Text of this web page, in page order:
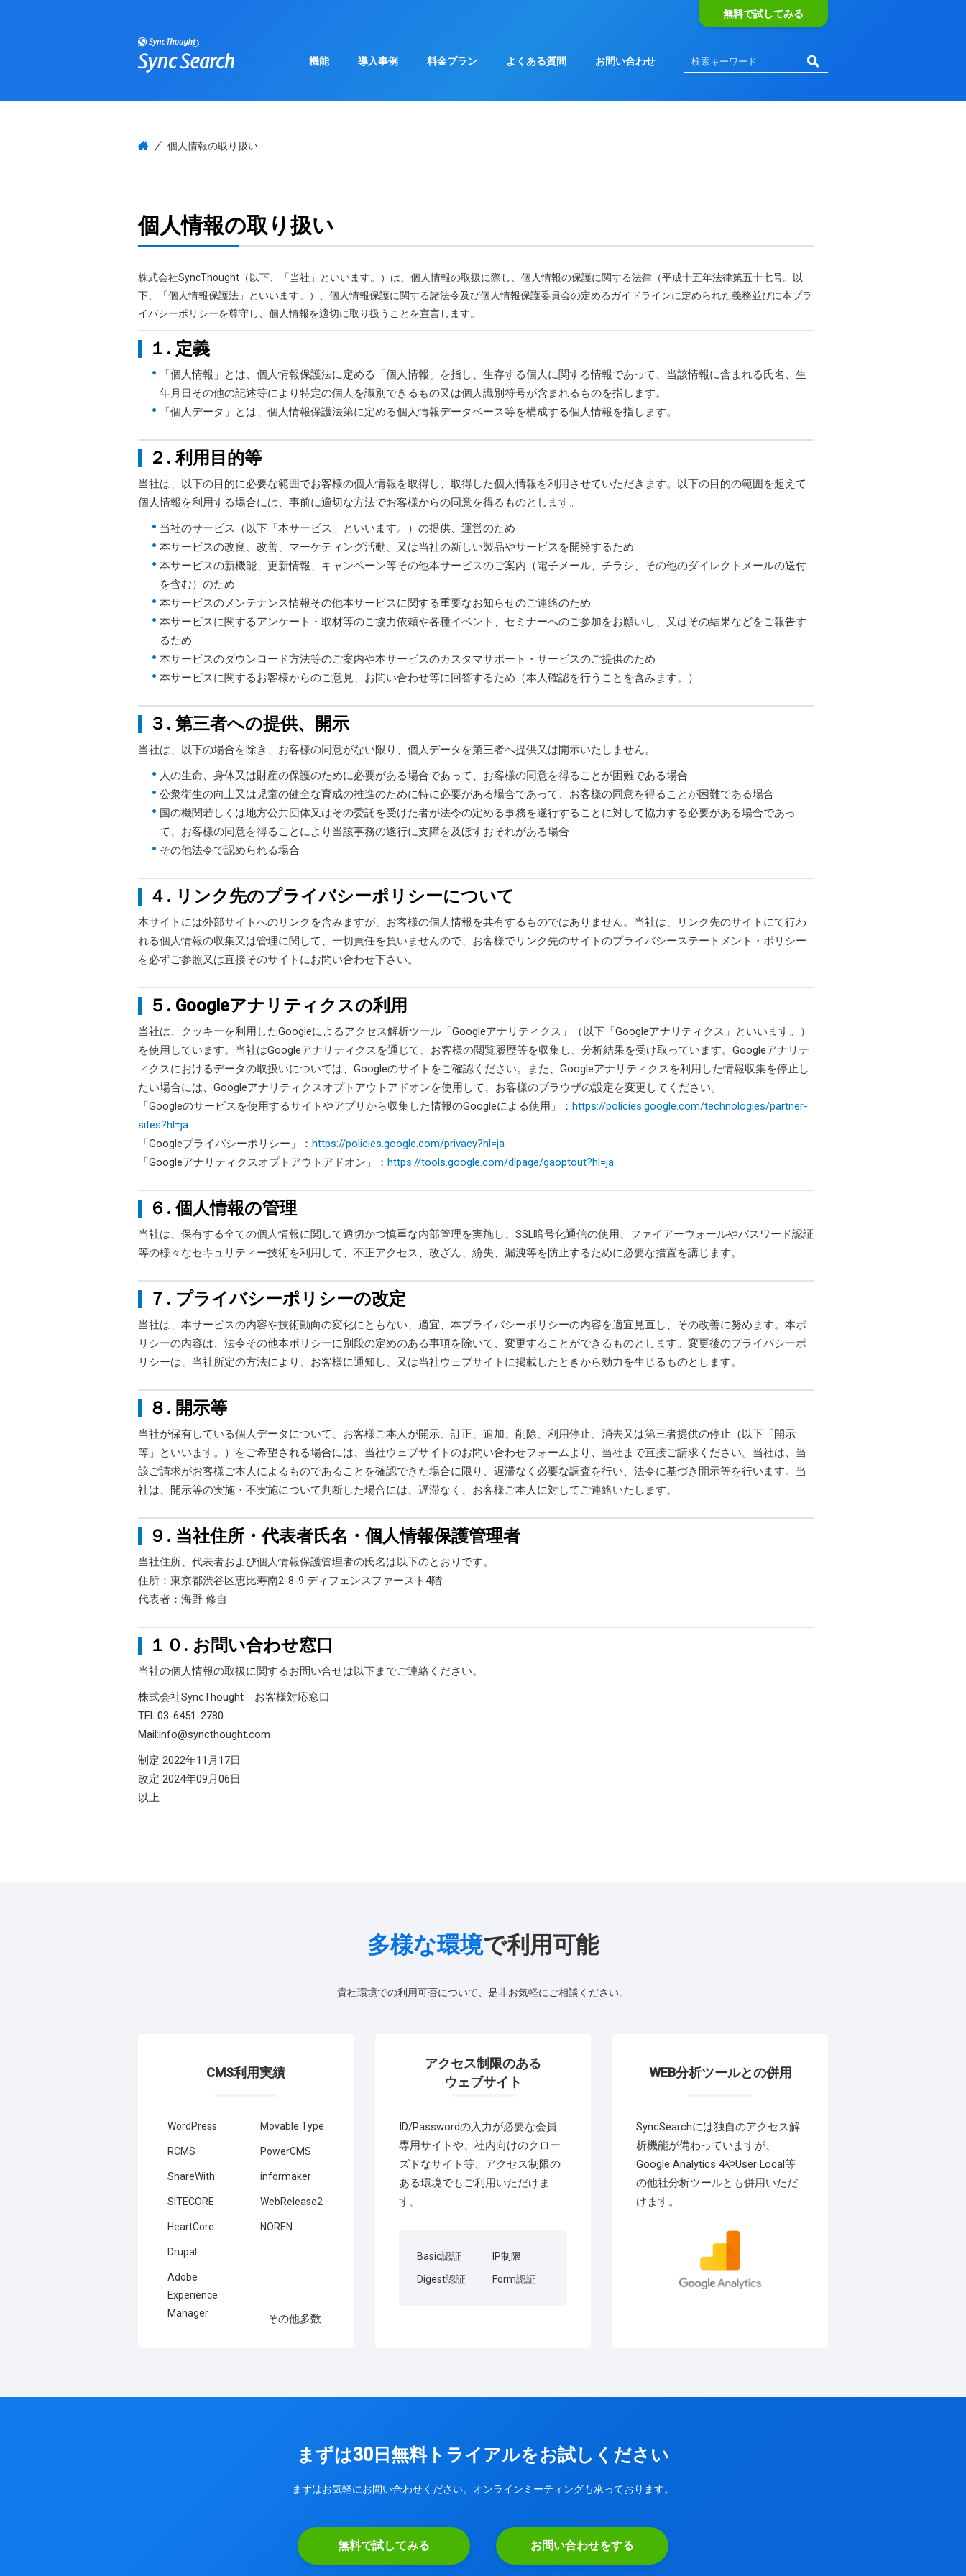
無料で試してみる
機能 導入事例 料金プラン よくある質問 お問い合わせ
個人情報の取り扱い
個人情報の取り扱い
株式会社SyncThought（以下、「当社」といいます。）は、個人情報の取扱に際し、個人情報の保護に関する法律（平成十五年法律第五十七号。以
下、「個人情報保護法」といいます。）、個人情報保護に関する諸法令及び個人情報保護委員会の定めるガイドラインに定められた義務並びに本プラ
イバシーポリシーを尊守し、個人情報を適切に取り扱うことを宣言します。
１. 定義
「個人情報」とは、個人情報保護法に定める「個人情報」を指し、生存する個人に関する情報であって、当該情報に含まれる氏名、生
年月日その他の記述等により特定の個人を識別できるもの又は個人識別符号が含まれるものを指します。
「個人データ」とは、個人情報保護法第に定める個人情報データベース等を構成する個人情報を指します。
２. 利用目的等
当社は、以下の目的に必要な範囲でお客様の個人情報を取得し、取得した個人情報を利用させていただきます。以下の目的の範囲を超えて
個人情報を利用する場合には、事前に適切な方法でお客様からの同意を得るものとします。
当社のサービス（以下「本サービス」といいます。）の提供、運営のため
本サービスの改良、改善、マーケティング活動、又は当社の新しい製品やサービスを開発するため
本サービスの新機能、更新情報、キャンペーン等その他本サービスのご案内（電子メール、チラシ、その他のダイレクトメールの送付
を含む）のため
本サービスのメンテナンス情報その他本サービスに関する重要なお知らせのご連絡のため
本サービスに関するアンケート・取材等のご協力依頼や各種イベント、セミナーへのご参加をお願いし、又はその結果などをご報告す
るため
本サービスのダウンロード方法等のご案内や本サービスのカスタマサポート・サービスのご提供のため
本サービスに関するお客様からのご意見、お問い合わせ等に回答するため（本人確認を行うことを含みます。）
３. 第三者への提供、開示
当社は、以下の場合を除き、お客様の同意がない限り、個人データを第三者へ提供又は開示いたしません。
人の生命、身体又は財産の保護のために必要がある場合であって、お客様の同意を得ることが困難である場合
公衆衛生の向上又は児童の健全な育成の推進のために特に必要がある場合であって、お客様の同意を得ることが困難である場合
国の機関若しくは地方公共団体又はその委託を受けた者が法令の定める事務を遂行することに対して協力する必要がある場合であっ
て、お客様の同意を得ることにより当該事務の遂行に支障を及ぼすおそれがある場合
その他法令で認められる場合
４. リンク先のプライバシーポリシーについて
本サイトには外部サイトへのリンクを含みますが、お客様の個人情報を共有するものではありません。当社は、リンク先のサイトにて行わ
れる個人情報の収集又は管理に関して、一切責任を負いませんので、お客様でリンク先のサイトのプライバシーステートメント・ポリシー
を必ずご参照又は直接そのサイトにお問い合わせ下さい。
５. Googleアナリティクスの利用
当社は、クッキーを利用したGoogleによるアクセス解析ツール「Googleアナリティクス」（以下「Googleアナリティクス」といいます。）
を使用しています。当社はGoogleアナリティクスを通じて、お客様の閲覧履歴等を収集し、分析結果を受け取っています。Googleアナリテ
ィクスにおけるデータの取扱いについては、Googleのサイトをご確認ください。また、Googleアナリティクスを利用した情報収集を停止し
たい場合には、Googleアナリティクスオプトアウトアドオンを使用して、お客様のブラウザの設定を変更してください。
「Googleのサービスを使用するサイトやアプリから収集した情報のGoogleによる使用」： https://policies.google.com/technologies/partner-
sites?hl=ja
「Googleプライバシーポリシー」： https://policies.google.com/privacy?hl=ja
「Googleアナリティクスオプトアウトアドオン」： https://tools.google.com/dlpage/gaoptout?hl=ja
６. 個人情報の管理
当社は、保有する全ての個人情報に関して適切かつ慎重な内部管理を実施し、SSL暗号化通信の使用、ファイアーウォールやパスワード認証
等の様々なセキュリティー技術を利用して、不正アクセス、改ざん、紛失、漏洩等を防止するために必要な措置を講じます。
７. プライバシーポリシーの改定
当社は、本サービスの内容や技術動向の変化にともない、適宜、本プライバシーポリシーの内容を適宜見直し、その改善に努めます。本ポ
リシーの内容は、法令その他本ポリシーに別段の定めのある事項を除いて、変更することができるものとします。変更後のプライバシーポ
リシーは、当社所定の方法により、お客様に通知し、又は当社ウェブサイトに掲載したときから効力を生じるものとします。
８. 開示等
当社が保有している個人データについて、お客様ご本人が開示、訂正、追加、削除、利用停止、消去又は第三者提供の停止（以下「開示
等」といいます。）をご希望される場合には、当社ウェブサイトのお問い合わせフォームより、当社まで直接ご請求ください。当社は、当
該ご請求がお客様ご本人によるものであることを確認できた場合に限り、遅滞なく必要な調査を行い、法令に基づき開示等を行います。当
社は、開示等の実施・不実施について判断した場合には、遅滞なく、お客様ご本人に対してご連絡いたします。
９. 当社住所・代表者氏名・個人情報保護管理者
当社住所、代表者および個人情報保護管理者の氏名は以下のとおりです。
住所：東京都渋谷区恵比寿南2-8-9 ディフェンスファースト4階
代表者：海野 修自
１０. お問い合わせ窓口
当社の個人情報の取扱に関するお問い合せは以下までご連絡ください。
株式会社SyncThought お客様対応窓口
TEL:03-6451-2780
Mail:info@syncthought.com
制定 2022年11月17日
改定 2024年09月06日
以上
多様な環境で利用可能
貴社環境での利用可否について、是非お気軽にご相談ください。
CMS利用実績
WordPress
RCMS
ShareWith
SITECORE
HeartCore
Drupal
Adobe
Experience
Manager
Movable Type
PowerCMS
informaker
WebRelease2
NOREN
その他多数
アクセス制限のある
ウェブサイト
ID/Passwordの入力が必要な会員
専用サイトや、社内向けのクロー
ズドなサイト等、アクセス制限の
ある環境でもご利用いただけま
す。
Basic認証
IP制限
Digest認証
Form認証
WEB分析ツールとの併用
SyncSearchには独自のアクセス解
析機能が備わっていますが、
Google Analytics 4やUser Local等
の他社分析ツールとも併用いただ
けます。
まずは30日無料トライアルをお試しください
まずはお気軽にお問い合わせください。オンラインミーティングも承っております。
無料で試してみる お問い合わせをする